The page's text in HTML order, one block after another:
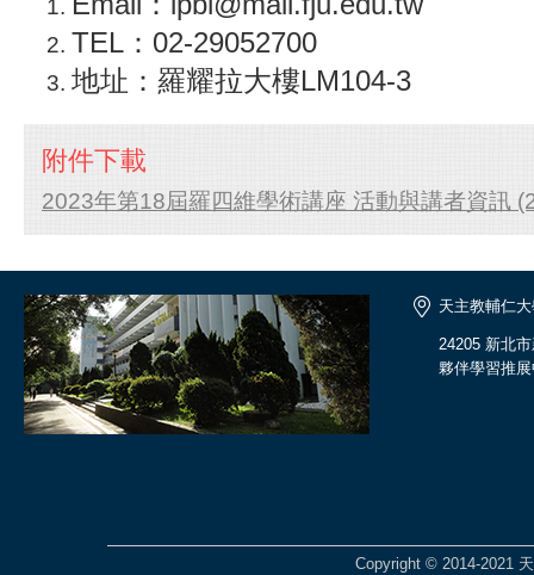
TEL：02-29052700
地址：羅耀拉大樓LM104-3
附件下載
2023年第18屆羅四維學術講座 活動與講者資訊
天主教輔仁
24205 新北
夥伴學習推
Copyright © 2014-2021